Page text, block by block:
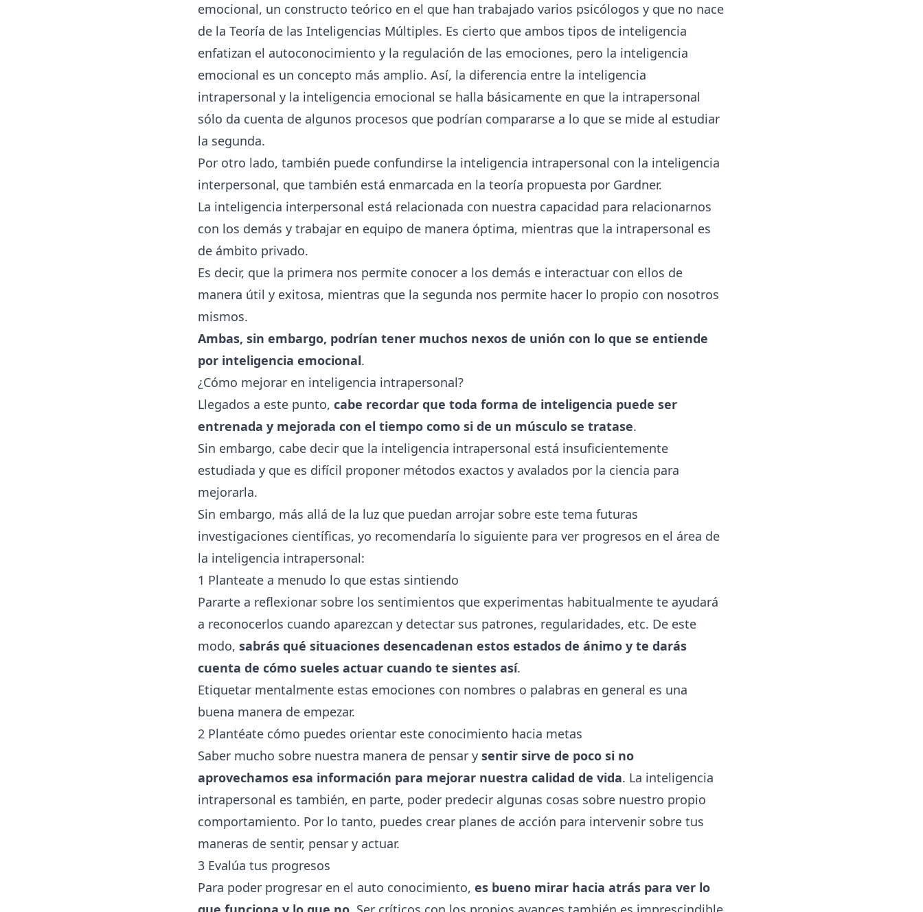
emocional, un constructo teórico en el que han trabajado varios psicólogos y que no nace
de la Teoría de las Inteligencias Múltiples. Es cierto que ambos tipos de inteligencia
enfatizan el autoconocimiento y la regulación de las emociones, pero la inteligencia
emocional es un concepto más amplio. Así, la diferencia entre la inteligencia
intrapersonal y la inteligencia emocional se halla básicamente en que la intrapersonal
sólo da cuenta de algunos procesos que podrían compararse a lo que se mide al estudiar
la segunda.
Por otro lado, también puede confundirse la inteligencia intrapersonal con la inteligencia
interpersonal, que también está enmarcada en la teoría propuesta por Gardner.
La inteligencia interpersonal está relacionada con nuestra capacidad para relacionarnos
con los demás y trabajar en equipo de manera óptima, mientras que la intrapersonal es
de ámbito privado.
Es decir, que la primera nos permite conocer a los demás e interactuar con ellos de
manera útil y exitosa, mientras que la segunda nos permite hacer lo propio con nosotros
mismos.
Ambas, sin embargo, podrían tener muchos nexos de unión con lo que se entiende
por inteligencia emocional.
¿Cómo mejorar en inteligencia intrapersonal?
Llegados a este punto, cabe recordar que toda forma de inteligencia puede ser
entrenada y mejorada con el tiempo como si de un músculo se tratase.
Sin embargo, cabe decir que la inteligencia intrapersonal está insuficientemente
estudiada y que es difícil proponer métodos exactos y avalados por la ciencia para
mejorarla.
Sin embargo, más allá de la luz que puedan arrojar sobre este tema futuras
investigaciones científicas, yo recomendaría lo siguiente para ver progresos en el área de
la inteligencia intrapersonal:
1 Planteate a menudo lo que estas sintiendo
Pararte a reflexionar sobre los sentimientos que experimentas habitualmente te ayudará
a reconocerlos cuando aparezcan y detectar sus patrones, regularidades, etc. De este
modo, sabrás qué situaciones desencadenan estos estados de ánimo y te darás
cuenta de cómo sueles actuar cuando te sientes así.
Etiquetar mentalmente estas emociones con nombres o palabras en general es una
buena manera de empezar.
2 Plantéate cómo puedes orientar este conocimiento hacia metas
Saber mucho sobre nuestra manera de pensar y sentir sirve de poco si no
aprovechamos esa información para mejorar nuestra calidad de vida. La inteligencia
intrapersonal es también, en parte, poder predecir algunas cosas sobre nuestro propio
comportamiento. Por lo tanto, puedes crear planes de acción para intervenir sobre tus
maneras de sentir, pensar y actuar.
3 Evalúa tus progresos
Para poder progresar en el auto conocimiento, es bueno mirar hacia atrás para ver lo